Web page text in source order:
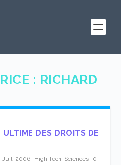
: RICHARD
ULTIME DES DROITS DE
Juil, 2006 High Tech, Sciences
0